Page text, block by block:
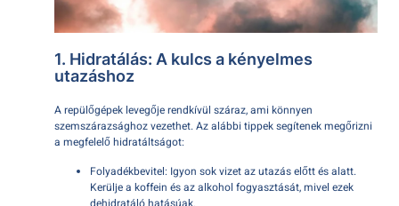
1. Hidratálás: A kulcs a kényelmes
utazáshoz
A repülőgépek levegője rendkívül száraz, ami könnyen
szemszárazsághoz vezethet. Az alábbi tippek segítenek megőrizni
a megfelelő hidratáltságot:
Folyadékbevitel: Igyon sok vizet az utazás előtt és alatt.
Kerülje a koffein és az alkohol fogyasztását, mivel ezek